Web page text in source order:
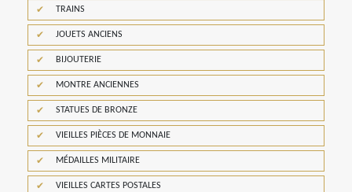
TRAINS
JOUETS ANCIENS
BIJOUTERIE
MONTRE ANCIENNES
STATUES DE BRONZE
VIEILLES PIÈCES DE MONNAIE
MÉDAILLES MILITAIRE
VIEILLES CARTES POSTALES